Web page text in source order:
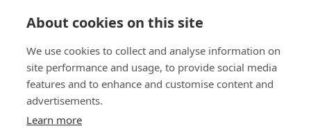
About cookies on this site
We use cookies to collect and analyse information on
site performance and usage, to provide social media
features and to enhance and customise content and
advertisements.
Learn more